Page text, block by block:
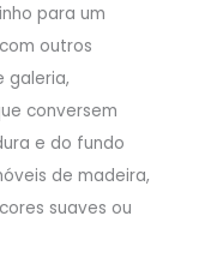
para um
outros
galeria,
conversem
e do fundo
de madeira,
suaves ou